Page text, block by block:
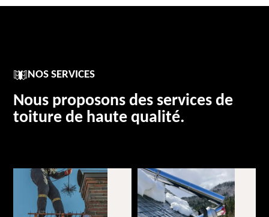
NOS SERVICES
Nous proposons des services de
toiture de haute qualité.